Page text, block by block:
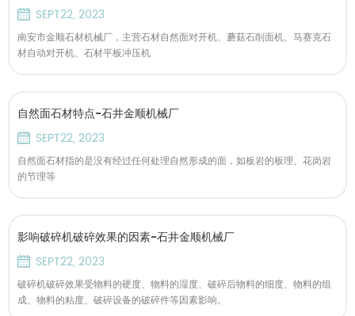
SEPT22, 2023
南安市金顺石材机械厂，主营石材自然面对开机、蘑菇石削面机、马赛克石
材自动对开机、石材平板冲压机
自然面石材特点-石井金顺机械厂
SEPT22, 2023
自然面石材指的是没有经过任何处理自然形成的面，如板岩的板理、花岗岩
的节理等
影响破碎机破碎效果的因素-石井金顺机械厂
SEPT22, 2023
破碎机破碎效果受物料的硬度、物料的湿度、破碎后物料的细度、物料的组
成、物料的粘度、破碎设备的破碎件等因素影响。